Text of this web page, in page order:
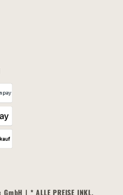
| * ALLE PREISE INKL.